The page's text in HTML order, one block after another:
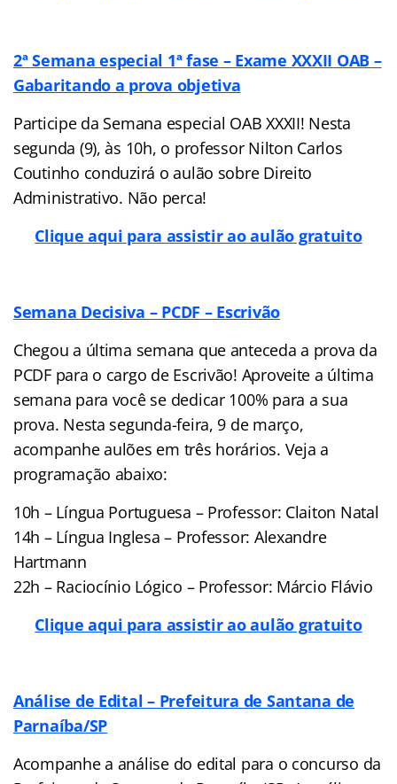
2ª Semana especial 1ª fase – Exame XXXII OAB –
Gabaritando a prova objetiva
Participe da Semana especial OAB XXXII! Nesta
segunda (9), às 10h, o professor Nilton Carlos
Coutinho conduzirá o aulão sobre Direito
Administrativo. Não perca!
Clique aqui para assistir ao aulão gratuito
Semana Decisiva – PCDF – Escrivão
Chegou a última semana que anteceda a prova da
PCDF para o cargo de Escrivão! Aproveite a última
semana para você se dedicar 100% para a sua
prova. Nesta segunda-feira, 9 de março,
acompanhe aulões em três horários. Veja a
programação abaixo:
10h – Língua Portuguesa – Professor: Claiton Natal
14h – Língua Inglesa – Professor: Alexandre
Hartmann
22h – Raciocínio Lógico – Professor: Márcio Flávio
Clique aqui para assistir ao aulão gratuito
Análise de Edital – Prefeitura de Santana de
Parnaíba/SP
Acompanhe a análise do edital para o concurso da